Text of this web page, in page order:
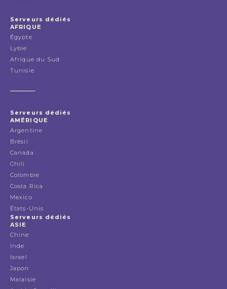
Serveurs dédiés
AFRIQUE
Égypte
Lybie
Afrique du Sud
Tunisie
Serveurs dédiés
AMÉRIQUE
Argentine
Brésil
Canada
Chili
Colombie
Costa Rica
Mexico
États-Unis
Serveurs dédiés
ASIE
Chine
Inde
Israel
Japon
Malaisie